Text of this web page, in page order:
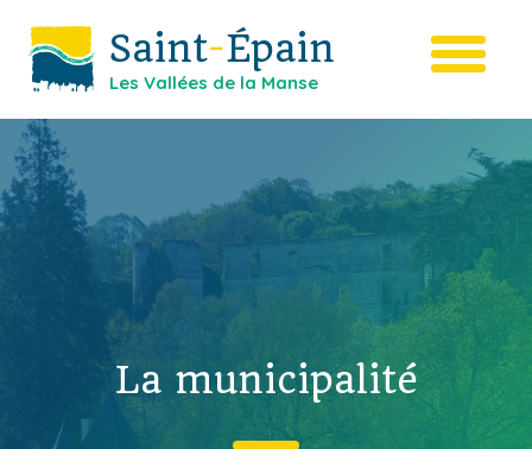
Saint-Épain
Les Vallées de la Manse
La municipalité